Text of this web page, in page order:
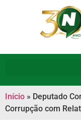
Início » Deputado
Corrupção com